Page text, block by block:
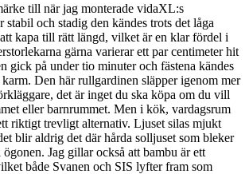
till när jag monterade vidaXL:s
stabil och stadig den kändes trots det låga
kapa till rätt längd, vilket är en klar fördel i
gärna varierar ett par centimeter hit
gick på under tio minuter och fästena kändes
Den här rullgardinen släpper igenom mer
det är inget du ska köpa om du vill
eller barnrummet. Men i kök, vardagsrum
riktigt trevligt alternativ. Ljuset silas mjukt
blir aldrig det där hårda solljuset som bleker
Jag gillar också att bambu är ett
både Svanen och SIS lyfter fram som